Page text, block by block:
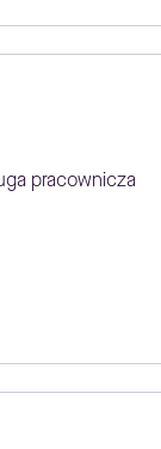
pracownicza